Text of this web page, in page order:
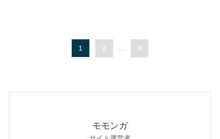
1 2 ... 9
モモンガ